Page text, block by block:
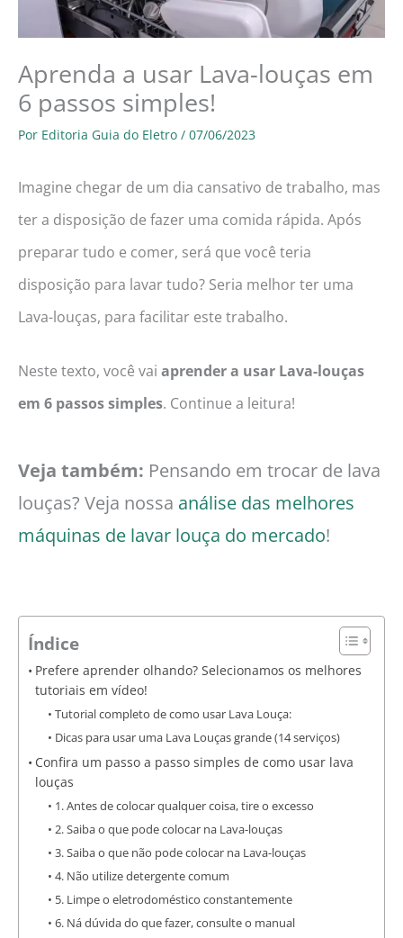
Aprenda a usar Lava-louças em
6 passos simples!
Por Editoria Guia do Eletro / 07/06/2023
Imagine chegar de um dia cansativo de trabalho, mas
ter a disposição de fazer uma comida rápida. Após
preparar tudo e comer, será que você teria
disposição para lavar tudo? Seria melhor ter uma
Lava-louças, para facilitar este trabalho.
Neste texto, você vai aprender a usar Lava-louças
em 6 passos simples. Continue a leitura!
Veja também: Pensando em trocar de lava
louças? Veja nossa análise das melhores
máquinas de lavar louça do mercado!
Índice
Prefere aprender olhando? Selecionamos os melhores
tutoriais em vídeo!
Tutorial completo de como usar Lava Louça:
Dicas para usar uma Lava Louças grande (14 serviços)
Confira um passo a passo simples de como usar lava
louças
1. Antes de colocar qualquer coisa, tire o excesso
2. Saiba o que pode colocar na Lava-louças
3. Saiba o que não pode colocar na Lava-louças
4. Não utilize detergente comum
5. Limpe o eletrodoméstico constantemente
6. Ná dúvida do que fazer, consulte o manual